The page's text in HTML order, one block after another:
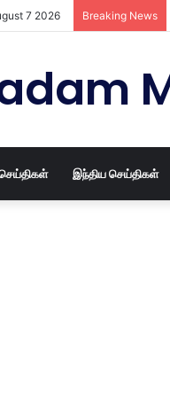
7 2026 Breaking News
இந்திய செய்திகள்